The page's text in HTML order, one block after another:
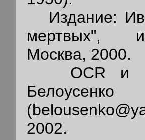
Издание:
мертвых",
Москва, 2000.
OCR и
Белоусенко
2002.